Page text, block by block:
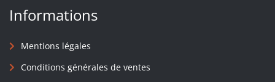
Informations
Mentions légales
Conditions générales de ventes